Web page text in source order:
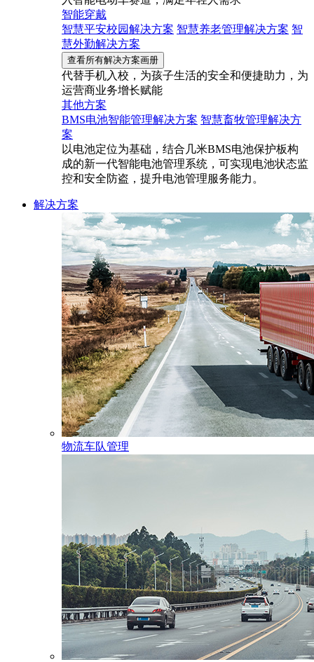
智能穿戴
智慧平安校园解决方案 智慧养老管理解决方案 智
慧外勤解决方案
查看所有解决方案画册
代替手机入校，为孩子生活的安全和便捷助力，为
运营商业务增长赋能
其他方案
BMS电池智能管理解决方案 智慧畜牧管理解决方
案
以电池定位为基础，结合几米BMS电池保护板构
成的新一代智能电池管理系统，可实现电池状态监
控和安全防盗，提升电池管理服务能力。
解决方案
物流车队管理